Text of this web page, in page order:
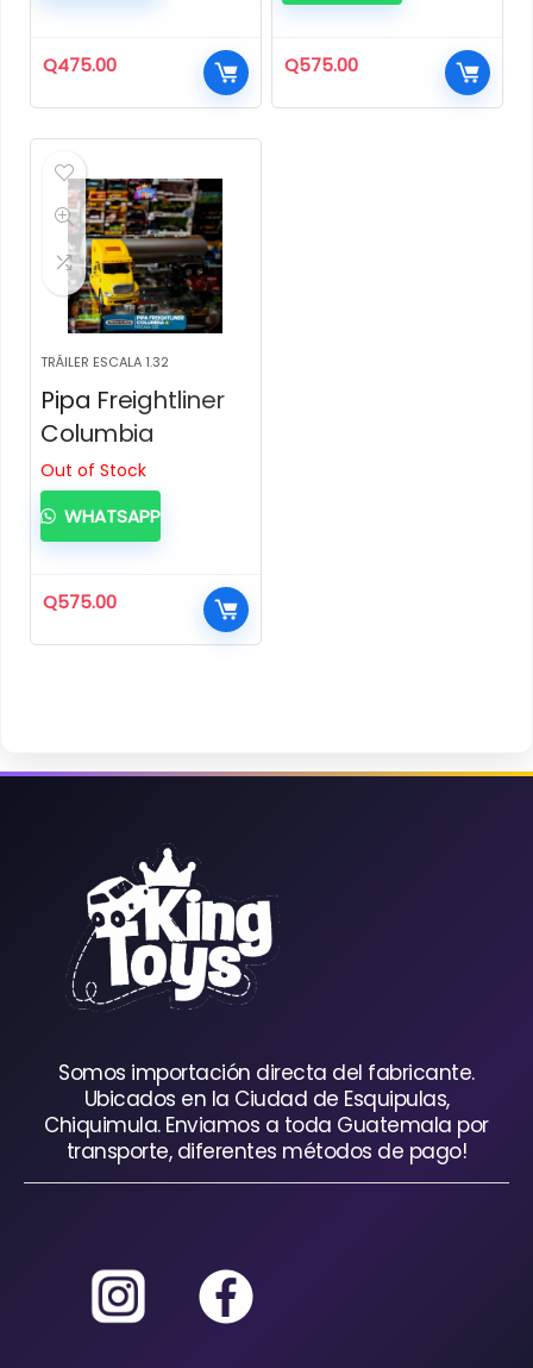
Q475.00 Q575.00
TRÁILER ESCALA 1.32
Pipa Freightliner
Columbia
Out of Stock
Q575.00
WHATSAPP
Somos importación directa del fabricante.
Ubicados en la Ciudad de Esquipulas,
Chiquimula. Enviamos a toda Guatemala por
transporte, diferentes métodos de pago!